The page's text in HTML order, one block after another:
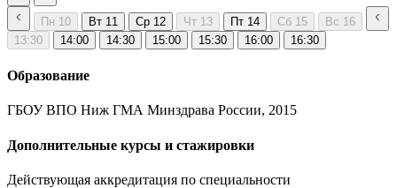
Пн 10 Вт 11 Ср 12 Чт 13 Пт 14 Сб 15 Вс 16
13:30
14:00 14:30 15:00 15:30 16:00 16:30
Образование
ГБОУ ВПО Ниж ГМА Минздрава России, 2015
Дополнительные курсы и стажировки
Действующая аккредитация по специальности